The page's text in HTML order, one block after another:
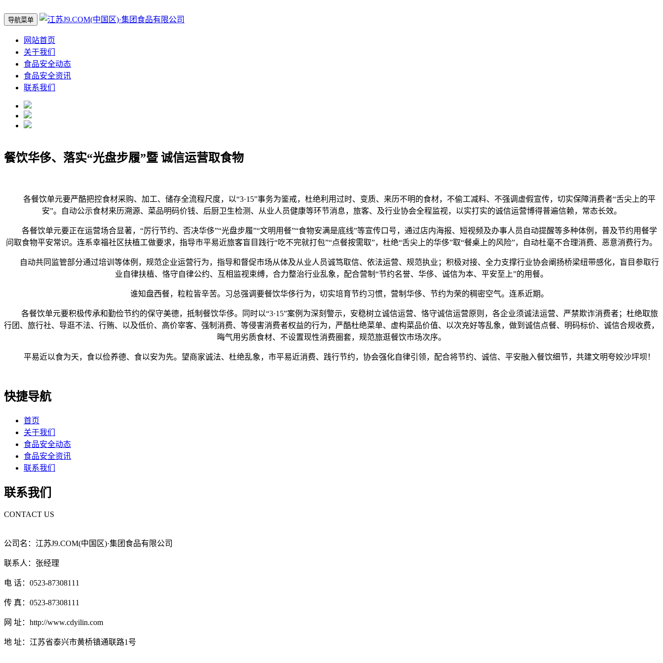
导航菜单
网站首页
关于我们
食品安全动态
食品安全资讯
联系我们
餐饮华侈、落实“光盘步履”暨 诚信运营取食物
各餐饮单元要严酷把控食材采购、加工、储存全流程尺度，以“3·15”事务为鉴戒，杜绝利用过时、变质、来历不明的食材，不偷工减料、不强调虚假宣传，切实保障消费者“舌尖上的平
安”。自动公示食材来历溯源、菜品明码价钱、后厨卫生检测、从业人员健康等环节消息，旅客、及行业协会全程监视，以实打实的诚信运营博得普遍信赖，常态长效。
各餐饮单元要正在运营场合显著，“厉行节约、否决华侈”“光盘步履”“文明用餐”“食物安满是底线”等宣传口号，通过店内海报、短视频及办事人员自动提醒等多种体例，普及节约用餐学
问取食物平安常识。连系幸福社区扶植工做要求，指导市平易近旅客盲目践行“吃不完就打包”“点餐按需取”，杜绝“舌尖上的华侈”取“餐桌上的风险”，自动杜毫不合理消费、恶意消费行为。
自动共同监管部分通过培训等体例，规范企业运营行为，指导和督促市场从体及从业人员诚笃取信、依法运营、规范执业；积极对接、全力支撑行业协会阐扬桥梁纽带感化，盲目参取行
业自律扶植、恪守自律公约、互相监视束缚，合力整治行业乱象，配合营制“节约名誉、华侈、诚信为本、平安至上”的用餐。
谁知盘西餐，粒粒皆辛苦。习总强调要餐饮华侈行为，切实培育节约习惯，营制华侈、节约为荣的稠密空气。连系近期。
各餐饮单元要积极传承和勤俭节约的保守美德，抵制餐饮华侈。同时以“3·15”案例为深刻警示，安稳树立诚信运营、恪守诚信运营原则，各企业须诚法运营、严禁欺诈消费者；杜绝取旅
行团、旅行社、导逛不法、行贿、以及低价、高价宰客、强制消费、等侵害消费者权益的行为，严酷杜绝菜单、虚构菜品价值、以次充好等乱象，做到诚信点餐、明码标价、诚信合规收费，
晦气用劣质食材、不设置现性消费圈套，规范旅逛餐饮市场次序。
平易近以食为天，食以俭养德、食以安为先。望商家诚法、杜绝乱象，市平易近消费、践行节约，协会强化自律引领，配合将节约、诚信、平安融入餐饮细节，共建文明夸姣沙坪坝！
快捷导航
首页
关于我们
食品安全动态
食品安全资讯
联系我们
联系我们
CONTACT US
公司名：江苏J9.COM(中国区)·集团食品有限公司
联系人：张经理
电 话：0523-87308111
传 真：0523-87308111
网 址：http://www.cdyilin.com
地 址：江苏省泰兴市黄桥镇通联路1号